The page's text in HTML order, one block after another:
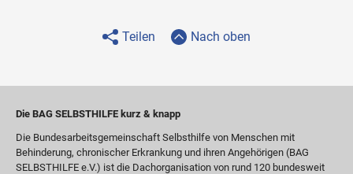
Teilen Nach oben
Die BAG SELBSTHILFE kurz & knapp
Die Bundesarbeitsgemeinschaft Selbsthilfe von Menschen mit
Behinderung, chronischer Erkrankung und ihren Angehörigen (BAG
SELBSTHILFE e.V.) ist die Dachorganisation von rund 120 bundesweit